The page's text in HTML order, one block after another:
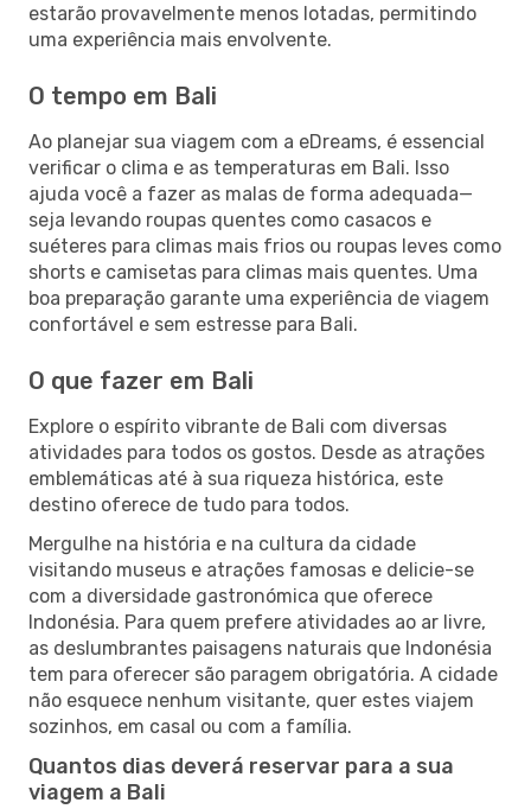
estarão provavelmente menos lotadas, permitindo
uma experiência mais envolvente.
O tempo em Bali
Ao planejar sua viagem com a eDreams, é essencial
verificar o clima e as temperaturas em Bali. Isso
ajuda você a fazer as malas de forma adequada—
seja levando roupas quentes como casacos e
suéteres para climas mais frios ou roupas leves como
shorts e camisetas para climas mais quentes. Uma
boa preparação garante uma experiência de viagem
confortável e sem estresse para Bali.
O que fazer em Bali
Explore o espírito vibrante de Bali com diversas
atividades para todos os gostos. Desde as atrações
emblemáticas até à sua riqueza histórica, este
destino oferece de tudo para todos.
Mergulhe na história e na cultura da cidade
visitando museus e atrações famosas e delicie-se
com a diversidade gastronómica que oferece
Indonésia. Para quem prefere atividades ao ar livre,
as deslumbrantes paisagens naturais que Indonésia
tem para oferecer são paragem obrigatória. A cidade
não esquece nenhum visitante, quer estes viajem
sozinhos, em casal ou com a família.
Quantos dias deverá reservar para a sua
viagem a Bali